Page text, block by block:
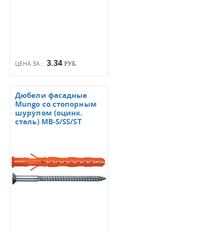
ЦЕНА ЗА : 3.34 РУБ.
Дюбели фасадные
Mungo со стопорным
шурупом (оцинк.
сталь) МВ-S/SS/ST